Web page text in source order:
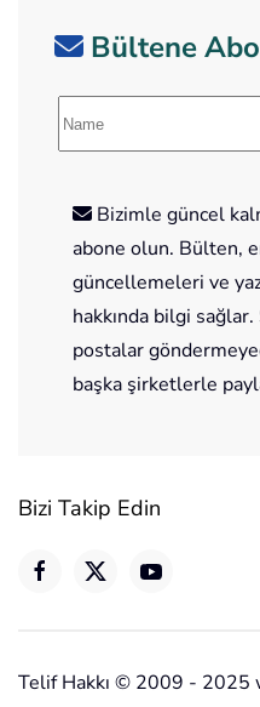
Bültene
Bizimle güncel
abone olun. Bülten,
güncellemeleri ve
hakkında bilgi
postalar
başka şirketlerle
Bizi Takip Edin
Telif Hakkı © 2009 - 2025